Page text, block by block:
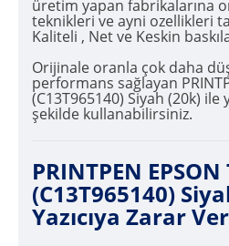
üretim yapan fabrikalarına
teknikleri ve ayni ozellikleri
Kaliteli , Net ve Keskin
Orijinale oranla çok daha
performans sağlayan
(C13T965140) Siyah (20k) ile
şekilde kullanabilirsiniz.
PRINTPEN EPSON
(C13T965140)
Yazıcıya Zarar